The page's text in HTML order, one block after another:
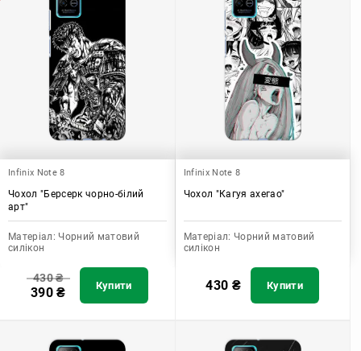
Infinix Note 8
Чохол "Берсерк чорно-білий
арт"
Матеріал: Чорний матовий
силікон
430₴
390₴ Купити
Infinix Note 8
Чохол "Кагуя ахегао"
Матеріал: Чорний матовий
силікон
430 ₴ Купити